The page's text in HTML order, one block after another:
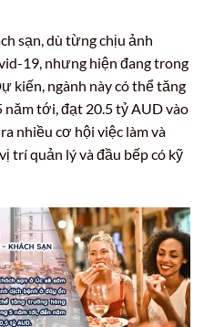
sạn, dù từng chịu ảnh
19, nhưng hiện đang trong
kiến, ngành này có thể tăng
tới, đạt 20.5 tỷ AUD vào
nhiều cơ hội việc làm và
trí quản lý và đầu bếp có kỹ